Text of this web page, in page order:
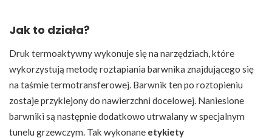
Jak to działa?
Druk termoaktywny wykonuje się na narzędziach, które
wykorzystują metodę roztapiania barwnika znajdującego się
na taśmie termotransferowej. Barwnik ten po roztopieniu
zostaje przyklejony do nawierzchni docelowej. Naniesione
barwniki są następnie dodatkowo utrwalany w specjalnym
tunelu grzewczym. Tak wykonane etykiety